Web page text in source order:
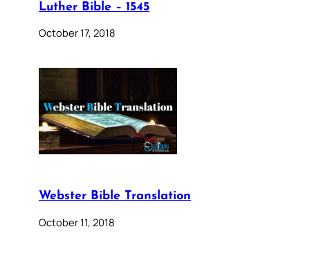
Luther Bible – 1545
October 17, 2018
Webster Bible Translation
October 11, 2018